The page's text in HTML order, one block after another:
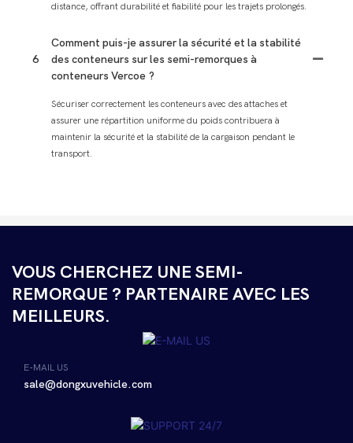
distance, offrant durabilité et fiabilité pour les trajets prolongés.
6
Comment puis-je assurer la sécurité et la stabilité
des conteneurs sur les semi-remorques à
conteneurs Vercoe ?
Sécuriser correctement les conteneurs avec des attaches et
assurer une répartition uniforme du poids contribuera à
maintenir la sécurité et la stabilité de la cargaison pendant le
transport.
VOUS CHERCHEZ UNE SEMI-
REMORQUE ? PARTENAIRE AVEC LES
MEILLEURS.
E-MAIL US
sale@dongxuvehicle.com